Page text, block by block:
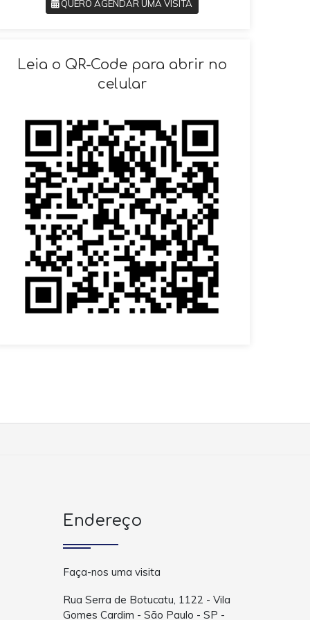
QUERO AGENDAR UMA VISITA
VOLTAR
Leia o QR-Code para abrir no
celular
Endereço
Faça-nos uma visita
Rua Serra de Botucatu, 1122 - Vila
Gomes Cardim - São Paulo - SP -